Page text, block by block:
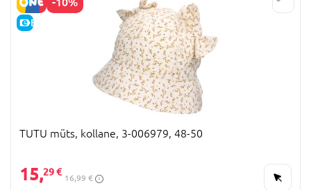
E-HIND
TUTU müts, kollane, 3-006979, 48-50
15,29 €
16,99 €